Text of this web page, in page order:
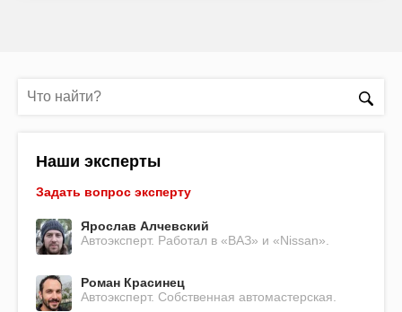
Наши эксперты
Задать вопрос эксперту
Ярослав Алчевский
Автоэксперт. Работал в «ВАЗ» и «Nissan».
Роман Красинец
Автоэксперт. Собственная автомастерская.